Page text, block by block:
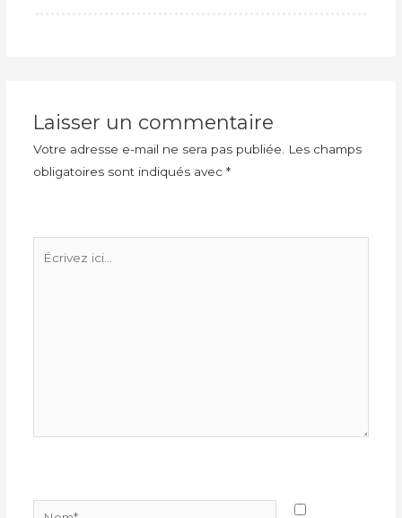
Laisser un commentaire
Votre adresse e-mail ne sera pas publiée.
Les champs
obligatoires sont indiqués avec *